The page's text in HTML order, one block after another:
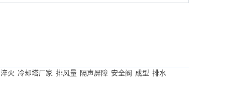
淬火 冷却塔厂家 排风量 隔声屏障 安全阀 成型 排水